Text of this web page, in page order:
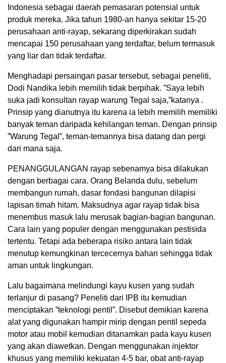
Indonesia sebagai daerah pemasaran potensial untuk
produk mereka. Jika tahun 1980-an hanya sekitar 15-20
perusahaan anti-rayap, sekarang diperkirakan sudah
mencapai 150 perusahaan yang terdaftar, belum termasuk
yang liar dan tidak terdaftar.
Menghadapi persaingan pasar tersebut, sebagai peneliti,
Dodi Nandika lebih memilih tidak berpihak. ”Saya lebih
suka jadi konsultan rayap warung Tegal saja,”katanya .
Prinsip yang dianutnya itu karena ia lebih memilih memiliki
banyak teman daripada kehilangan teman. Dengan prinsip
”Warung Tegal”, teman-temannya bisa datang dan pergi
dari mana saja.
PENANGGULANGAN rayap sebenamya bisa dilakukan
dengan berbagai cara. Orang Belanda dulu, sebelum
membangun rumah, dasar fondasi bangunan dilapisi
lapisan timah hitam. Maksudnya agar rayap tidak bisa
menembus masuk lalu merusak bagian-bagian bangunan.
Cara lain yang populer dengan menggunakan pestisida
tertentu. Tetapi ada beberapa risiko antara lain tidak
menutup kemungkinan tercecernya bahan sehingga tidak
aman untuk lingkungan.
Lalu bagaimana melindungi kayu kusen yang sudah
terlanjur di pasang? Peneliti dari IPB itu kemudian
menciptakan ”teknologi pentil”. Disebut demikian karena
alat yang digunakan hampir mirip dengan pentil sepeda
motor atau mobil kemudian ditanamkan pada kayu kusen
yang akan diawetkan. Dengan menggunakan injektor
khusus yang memiliki kekuatan 4-5 bar, obat anti-rayap